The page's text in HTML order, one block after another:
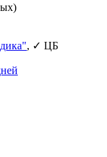
, ✓ ЦБ